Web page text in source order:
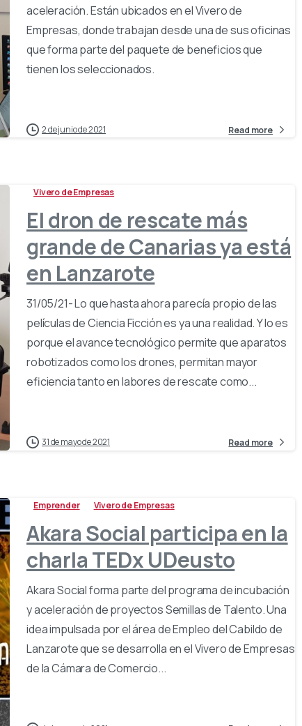
aceleración. Están ubicados en el Vivero de
Empresas, donde trabajan desde una de sus oficinas
que forma parte del paquete de beneficios que
tienen los seleccionados.
2 de junio de 2021 Read more
Vivero de Empresas
El dron de rescate más
grande de Canarias ya está
en Lanzarote
31/05/21- Lo que hasta ahora parecía propio de las
películas de Ciencia Ficción es ya una realidad. Y lo es
porque el avance tecnológico permite que aparatos
robotizados como los drones, permitan mayor
eficiencia tanto en labores de rescate como...
31 de mayo de 2021 Read more
Emprender Vivero de Empresas
Akara Social participa en la
charla TEDx UDeusto
Akara Social forma parte del programa de incubación
y aceleración de proyectos Semillas de Talento. Una
idea impulsada por el área de Empleo del Cabildo de
Lanzarote que se desarrolla en el Vivero de Empresas
de la Cámara de Comercio...